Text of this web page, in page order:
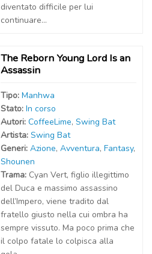
diventato difficile per lui
continuare...
The Reborn Young Lord Is an
Assassin
Tipo: Manhwa
Stato: In corso
Autori: CoffeeLime, Swing Bat
Artista: Swing Bat
Generi: Azione, Avventura, Fantasy,
Shounen
Trama: Cyan Vert, figlio illegittimo
del Duca e massimo assassino
dell’Impero, viene tradito dal
fratello giusto nella cui ombra ha
sempre vissuto. Ma poco prima che
il colpo fatale lo colpisca alla